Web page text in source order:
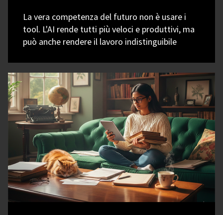
La vera competenza del futuro non è usare i
tool. L'AI rende tutti più veloci e produttivi, ma
può anche rendere il lavoro indistinguibile